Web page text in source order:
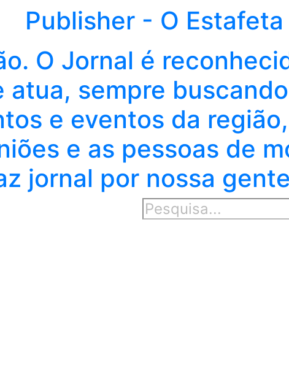
Publisher - O
O Jornal é
atua, sempre
e eventos da
e as pessoas de
jornal por nossa